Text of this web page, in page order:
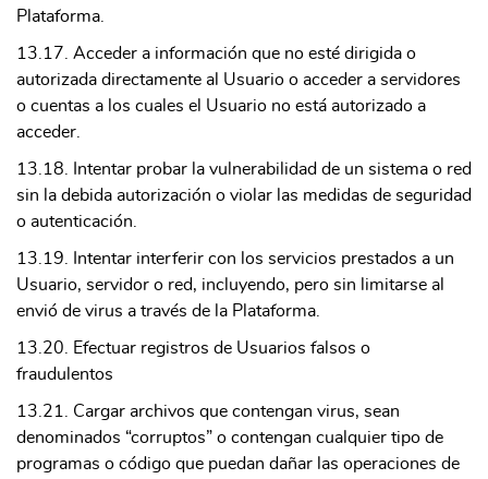
Plataforma.
13.17. Acceder a información que no esté dirigida o
autorizada directamente al Usuario o acceder a servidores
o cuentas a los cuales el Usuario no está autorizado a
acceder.
13.18. Intentar probar la vulnerabilidad de un sistema o red
sin la debida autorización o violar las medidas de seguridad
o autenticación.
13.19. Intentar interferir con los servicios prestados a un
Usuario, servidor o red, incluyendo, pero sin limitarse al
envió de virus a través de la Plataforma.
13.20. Efectuar registros de Usuarios falsos o
fraudulentos
13.21. Cargar archivos que contengan virus, sean
denominados “corruptos” o contengan cualquier tipo de
programas o código que puedan dañar las operaciones de